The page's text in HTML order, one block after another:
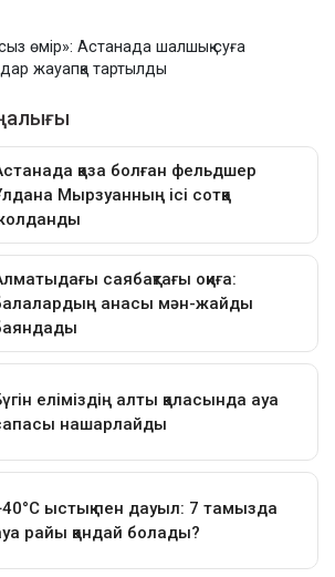
өмір»: Астанада шалшық суға
жауапқа тартылды